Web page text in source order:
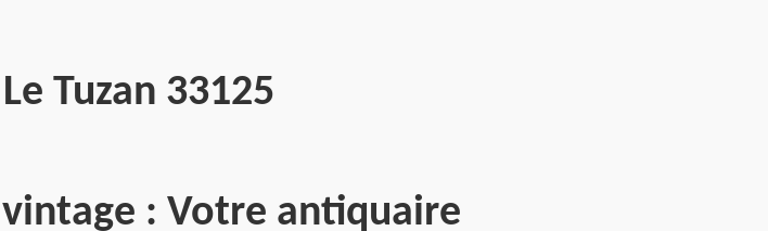
Tuzan 33125
: Votre antiquaire